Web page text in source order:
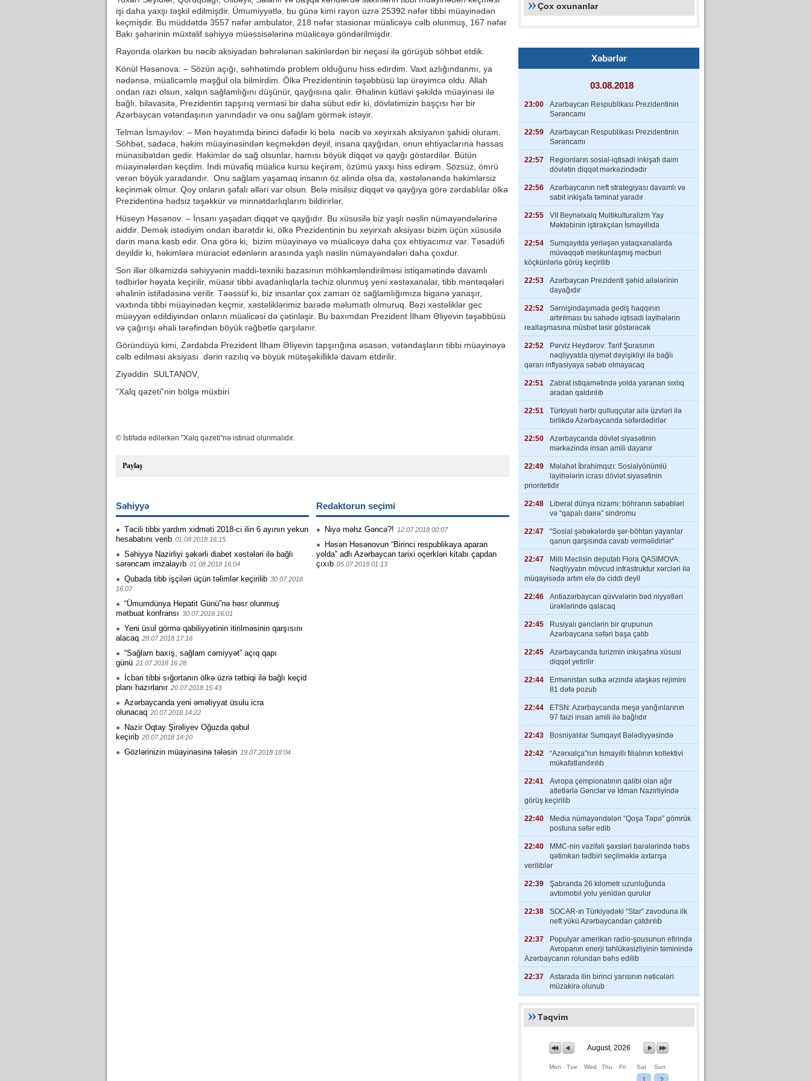
işi daha yaxşı təşkil edilmişdir. Ümumiyyətlə, bu günə kimi rayon üzrə 25392 nəfər tibbi müayinədən
keçmişdir. Bu müddətdə 3557 nəfər ambulator, 218 nəfər stasionar müalicəyə cəlb olunmuş, 167 nəfər
Bakı şəhərinin müxtəlif səhiyyə müəssisələrinə müalicəyə göndərilmişdir.
Rayonda olarkən bu nəcib aksiyadan bəhrələnən sakinlərdən bir neçəsi ilə görüşüb söhbət etdik.
Könül Həsənova: – Sözün açığı, səhhətimdə problem olduğunu hiss edirdim. Vaxt azlığındanmı, ya
nədənsə, müalicəmlə məşğul ola bilmirdim. Ölkə Prezidentinin təşəbbüsü lap ürəyimcə oldu. Allah
ondan razı olsun, xalqın sağlamlığını düşünür, qayğısına qalır. Əhalinin kütləvi şəkildə müayinəsi ilə
bağlı, bilavasitə, Prezidentin tapşırıq verməsi bir daha sübut edir ki, dövlətimizin başçısı hər bir
Azərbaycan vətəndaşının yanındadır və onu sağlam görmək istəyir.
Telman İsmayılov: – Mən həyatımda birinci dəfədir ki belə nəcib və xeyirxah aksiyanın şahidi oluram.
Söhbət, sadəcə, həkim müayinəsindən keçməkdən deyil, insana qayğıdan, onun ehtiyaclarına həssas
münasibətdən gedir. Həkimlər də sağ olsunlar, hamısı böyük diqqət və qayğı göstərdilər. Bütün
müayinələrdən keçdim. İndi müvafiq müalicə kursu keçirəm, özümü yaxşı hiss edirəm. Sözsüz, ömrü
verən böyük yaradandır. Onu sağlam yaşamaq insanın öz əlində olsa da, xəstələnəndə həkimlərsiz
keçinmək olmur. Qoy onların şəfalı əlləri var olsun. Belə misilsiz diqqət və qayğıya görə zərdablılar ölkə
Prezidentinə hədsiz təşəkkür və minnətdarlıqlarını bildirirlər.
Hüseyn Həsənov: – İnsanı yaşadan diqqət və qayğıdır. Bu xüsusilə biz yaşlı nəslin nümayəndələrinə
aiddir. Demək istədiyim ondan ibarətdir ki, ölkə Prezidentinin bu xeyirxah aksiyası bizim üçün xüsusilə
dərin məna kəsb edir. Ona görə ki, bizim müayinəyə və müalicəyə daha çox ehtiyacımız var. Təsadüfi
deyildir ki, həkimlərə müraciət edənlərin arasında yaşlı nəslin nümayəndələri daha çoxdur.
Son illər ölkəmizdə səhiyyənin maddi-texniki bazasının möhkəmləndirilməsi istiqamətində davamlı
tədbirlər həyata keçirilir, müasir tibbi avadanlıqlarla təchiz olunmuş yeni xəstəxanalar, tibb məntəqələri
əhalinin istifadəsinə verilir. Təəssüf ki, biz insanlar çox zaman öz sağlamlığımıza biganə yanaşır,
vaxtında tibbi müayinədən keçmir, xəstəliklərimiz barədə məlumatlı olmuruq. Bəzi xəstəliklər gec
müəyyən edildiyindən onların müalicəsi də çətinləşir. Bu baxımdan Prezident İlham Əliyevin təşəbbüsü
və çağırışı əhali tərəfindən böyük rəğbətlə qarşılanır.
Göründüyü kimi, Zərdabda Prezident İlham Əliyevin tapşırığına əsasən, vətəndaşların tibbi müayinəyə
cəlb edilməsi aksiyası dərin razılıq və böyük mütəşəkilliklə davam etdirilir.
Ziyəddin SULTANOV,
“Xalq qəzeti”nin bölgə müxbiri
© İstifadə edilərkən "Xalq qəzeti"nə istinad olunmalıdır.
Paylaş
Səhiyyə
Təcili tibbi yardım xidməti 2018-ci ilin 6 ayının yekun
hesabatını verib 01.08.2018 16:15
Səhiyyə Nazirliyi şəkərli diabet xəstələri ilə bağlı
sərəncam imzalayıb 01.08.2018 16:04
Qubada tibb işçiləri üçün təlimlər keçirilib 30.07.2018
16:07
“Ümumdünya Hepatit Günü”nə həsr olunmuş
mətbuat konfransı 30.07.2018 16:01
Yeni üsul görmə qabiliyyətinin itirilməsinin qarşısını
alacaq 28.07.2018 17:16
“Sağlam baxış, sağlam cəmiyyət” açıq qapı
günü 21.07.2018 16:28
İcbari tibbi sığortanın ölkə üzrə tətbiqi ilə bağlı keçid
planı hazırlanır 20.07.2018 15:43
Azərbaycanda yeni əməliyyat üsulu icra
olunacaq 20.07.2018 14:22
Nazir Oqtay Şirəliyev Oğuzda qəbul
keçirib 20.07.2018 14:20
Gözlərinizin müayinəsinə tələsin 19.07.2018 18:04
Redaktorun seçimi
Niyə məhz Gəncə?! 12.07.2018 00:07
Həsən Həsənovun “Birinci respublikaya aparan
yolda” adlı Azərbaycan tarixi oçerkləri kitabı çapdan
çıxıb 05.07.2018 01:13
Çox oxunanlar
Xəbərlər
03.08.2018
23:00
Azərbaycan Respublikası Prezidentinin
Sərəncamı
22:59
Azərbaycan Respublikası Prezidentinin
Sərəncamı
22:57
Regionların sosial-iqtisadi inkişafı daim
dövlətin diqqət mərkəzindədir
22:56
Azərbaycanın neft strategiyası davamlı və
sabit inkişafa təminat yaradır
22:55
VII Beynəlxalq Multikulturalizm Yay
Məktəbinin iştirakçıları İsmayıllıda
22:54
Sumqayıtda yerləşən yataqxanalarda
müvəqqəti məskunlaşmış məcburi
köçkünlərlə görüş keçirilib
22:53
Azərbaycan Prezidenti şəhid ailələrinin
dayağıdır
22:52
Sərnişindaşımada gediş haqqının
artırılması bu sahədə iqtisadi layihələrin
reallaşmasına müsbət təsir göstərəcək
22:52
Pərviz Heydərov: Tarif Şurasının
nəqliyyatda qiymət dəyişikliyi ilə bağlı
qərarı inflyasiyaya səbəb olmayacaq
22:51
Zabrat istiqamətində yolda yaranan sıxlıq
aradan qaldırılıb
22:51
Türkiyəli hərbi qulluqçular ailə üzvləri ilə
birlikdə Azərbaycanda səfərdədirlər
22:50
Azərbaycanda dövlət siyasətinin
mərkəzində insan amili dayanır
22:49
Məlahət İbrahimqızı: Sosialyönümlü
layihələrin icrası dövlət siyasətinin
prioritetidir
22:48
Liberal dünya nizamı: böhranın səbəbləri
və “qapalı dairə” sindromu
22:47
“Sosial şəbəkələrdə şər-böhtan yayanlar
qanun qarşısında cavab verməlidirlər”
22:47
Milli Məclisin deputatı Flora QASIMOVA:
Nəqliyyatın mövcud infrastruktur xərcləri ilə
müqayisədə artım elə də ciddi deyil
22:46
Antiazərbaycan qüvvələrin bəd niyyətləri
ürəklərində qalacaq
22:45
Rusiyalı gənclərin bir qrupunun
Azərbaycana səfəri başa çatıb
22:45
Azərbaycanda turizmin inkişafına xüsusi
diqqət yetirilir
22:44
Ermənistan sutka ərzində atəşkəs rejimini
81 dəfə pozub
22:44
ETSN: Azərbaycanda meşə yanğınlarının
97 faizi insan amili ilə bağlıdır
22:43 Bosniyalılar Sumqayıt Bələdiyyəsində
22:42
“Azərxalça”nın İsmayıllı filialının kollektivi
mükafatlandırılıb
22:41
Avropa çempionatının qalibi olan ağır
atletlərlə Gənclər və İdman Nazirliyində
görüş keçirilib
22:40
Media nümayəndələri “Qoşa Təpə” gömrük
postuna səfər edib
22:40
MMC-nin vəzifəli şəxsləri barələrində həbs
qətimkan tədbiri seçilməklə axtarışa
veriliblər
22:39
Şabranda 26 kilometr uzunluğunda
avtomobil yolu yenidən qurulur
22:38
SOCAR-ın Türkiyədəki “Star” zavoduna ilk
neft yükü Azərbaycandan çatdırılıb
22:37
Populyar amerikan radio-şousunun efirində
Avropanın enerji təhlükəsizliyinin təminində
Azərbaycanın rolundan bəhs edilib
22:37
Astarada ilin birinci yarısının nəticələri
müzakirə olunub
Təqvim
August, 2026
Mon Tue Wed Thu Fri Sat Sun